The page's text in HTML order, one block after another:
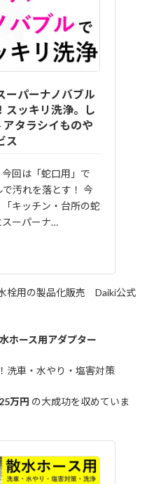
ーパーナノバブル
スッキリ洗浄。し
タラシイものや
ス
回は「蛇口用」で
汚れを落とす！ 今
キッチン・台所の蛇
スーパーナ…
栓用の製品化販売 Daiki公式
ホース用アダプター
洗車・水やり・塩害対策
万円 の大成功を収めていま